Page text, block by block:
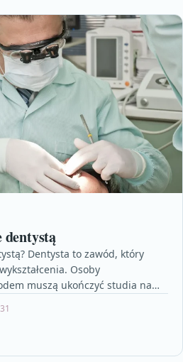
dentystą
Dentysta to zawód, który
Osoby
muszą ukończyć studia na